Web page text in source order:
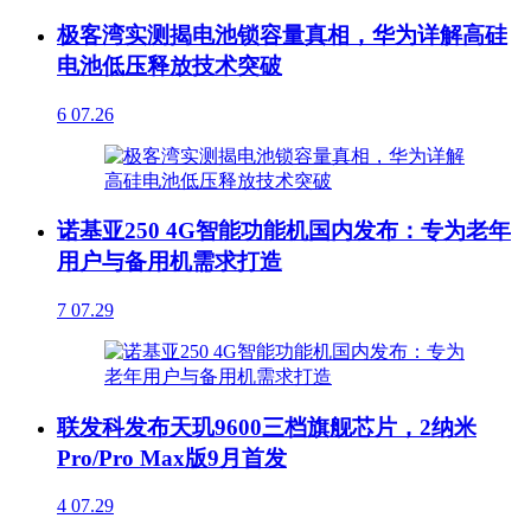
极客湾实测揭电池锁容量真相，华为详解高硅
电池低压释放技术突破
6 07.26
诺基亚250 4G智能功能机国内发布：专为老年
用户与备用机需求打造
7 07.29
联发科发布天玑9600三档旗舰芯片，2纳米
Pro/Pro Max版9月首发
4 07.29